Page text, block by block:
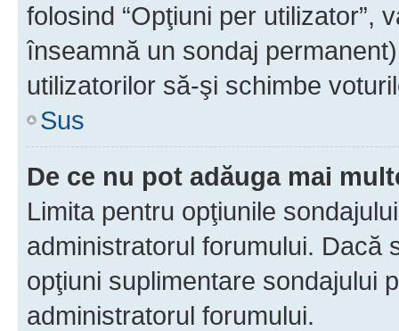
folosind “Opţiuni per utilizator”,
înseamnă un sondaj
utilizatorilor să-şi schimbe
Sus
De ce nu pot adăuga mai
Limita pentru opţiunile
administratorul forumului. Dacă
opţiuni suplimentare sondajului
administratorul forumului.